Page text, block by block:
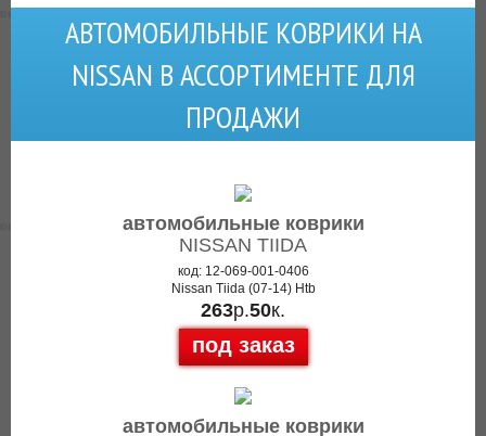
АВТОМОБИЛЬНЫЕ КОВРИКИ НА
NISSAN В АССОРТИМЕНТЕ ДЛЯ
ПРОДАЖИ
автомобильные коврики
NISSAN TIIDA
код: 12-069-001-0406
Nissan Tiida (07-14) Htb
263р.50к.
под заказ
автомобильные коврики